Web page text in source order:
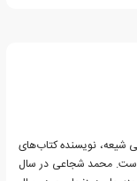
(زادهٔ ۱۳۲۰، درگذشتهٔ ۱۳۹۴)، روحانی شیعه، نویسنده کتاب‌های
‌است. محمد شجاعی در سال